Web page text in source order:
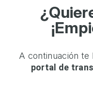
A continuación te
portal de